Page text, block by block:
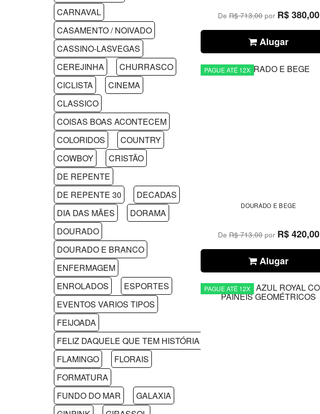
CARNAVAL
CASAMENTO / NOIVADO
CASSINO-LASVEGAS
CEREJINHA
CHURRASCO
CICLISTA
CINEMA
CLASSICO
COISAS BOAS ACONTECEM
COLORIDOS
COUNTRY
COWBOY
CRISTÃO
DE REPENTE
DE REPENTE 30
DECADAS
DIA DAS MÃES
DORAMA
DOURADO
DOURADO E BRANCO
ENFERMAGEM
ENROLADOS
ESPORTES
EVENTOS VARIOS TIPOS
FEIJOADA
FELIZ DAQUELE QUE TEM HISTÓRIA PRA CONTAR
FLAMINGO
FLORAIS
FORMATURA
FUNDO DO MAR
GALAXIA
De R$ 713,00por R$ 380,00
Alugar
PAGUE ATÉ 12X
DOURADO E BEGE
De R$ 713,00por R$ 420,00
Alugar
PAGUE ATÉ 12X